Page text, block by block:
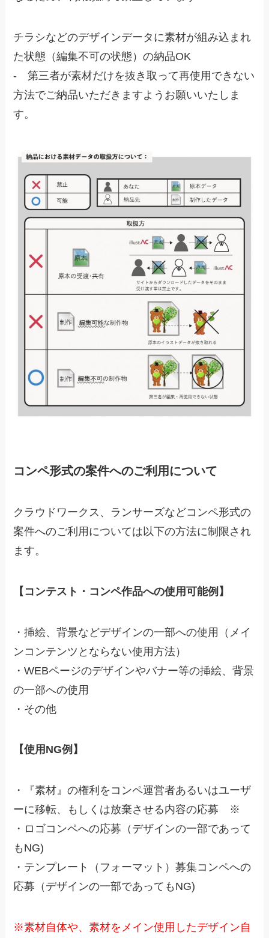
チラシなどのデザインデータに素材が組み込まれ
た状態（編集不可の状態）の納品OK
- 第三者が素材だけを抜き取って再使用できない
方法でご納品いただきますようお願いいたしま
す。
コンペ形式の案件へのご利用について
クラウドワークス、ランサーズなどコンペ形式の
案件へのご利用については以下の方法に制限され
ます。
【コンテスト・コンペ作品への使用可能例】
・挿絵、背景などデザインの一部への使用（メイ
ンコンテンツとならない使用方法）
・WEBページのデザインやバナー等の挿絵、背景
の一部への使用
・その他
【使用NG例】
・『素材』の権利をコンペ運営者あるいはユーザ
ーに移転、もしくは放棄させる内容の応募 ※
・ロゴコンペへの応募（デザインの一部であって
もNG)
・テンプレート（フォーマット）募集コンペへの
応募（デザインの一部であってもNG)
※素材自体や、素材をメイン使用したデザイン自